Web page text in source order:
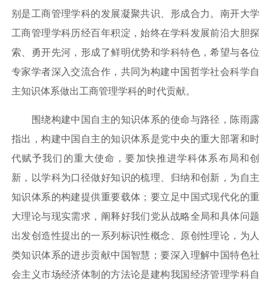
别是工商管理学科的发展凝聚共识、形成合力。南开大学
工商管理学科历经百年积淀，始终在学科发展前沿大胆探
索、勇开先河，形成了鲜明优势和学科特色，希望与各位
专家学者深入交流合作，共同为构建中国哲学社会科学自
主知识体系做出工商管理学科的时代贡献。
围绕构建中国自主的知识体系的使命与路径，陈雨露
指出，构建中国自主的知识体系是党中央的重大部署和时
代赋予我们的重大使命，要加快推进学科体系布局和创
新，以学科为口径做好知识的梳理、归纳和创新，为自主
知识体系的构建提供重要载体；要立足中国式现代化的重
大理论与现实需求，阐释好我们党从战略全局和具体问题
出发创造性提出的一系列标识性概念、原创性理论，为人
类知识体系的进步贡献中国智慧；要深入理解中国特色社
会主义市场经济体制的方法论是建构我国经济管理学科自